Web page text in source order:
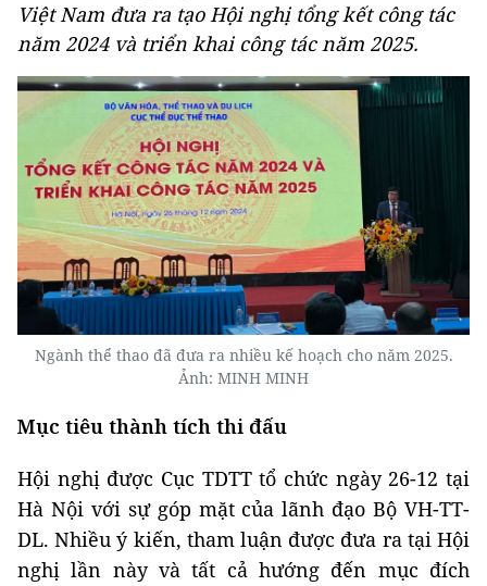
Việt Nam đưa ra tạo Hội nghị tổng kết công tác
năm 2024 và triển khai công tác năm 2025.
Ngành thể thao đã đưa ra nhiều kế hoạch cho năm 2025.
Ảnh: MINH MINH
Mục tiêu thành tích thi đấu
Hội nghị được Cục TDTT tổ chức ngày 26-12 tại
Hà Nội với sự góp mặt của lãnh đạo Bộ VH-TT-
DL. Nhiều ý kiến, tham luận được đưa ra tại Hội
nghị lần này và tất cả hướng đến mục đích